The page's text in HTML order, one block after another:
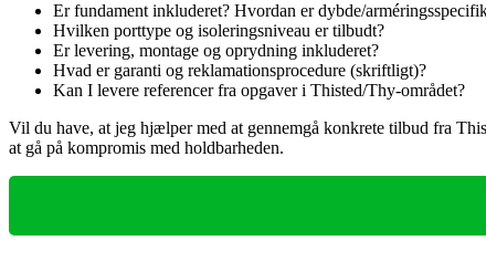
Er fundament inkluderet? Hvordan er dybde/
Hvilken porttype og isoleringsniveau er tilbudt?
Er levering, montage og oprydning inkluderet?
Hvad er garanti og reklamationsprocedure (skriftligt)?
Kan I levere referencer fra opgaver i Thisted/Thy‑området?
Vil du have, at jeg hjælper med at gennemgå konkrete tilbud fra
at gå på kompromis med holdbarheden.